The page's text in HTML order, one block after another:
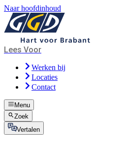
Naar hoofdinhoud
Lees Voor
Werken bij
Locaties
Contact
Menu
Zoek
Vertalen